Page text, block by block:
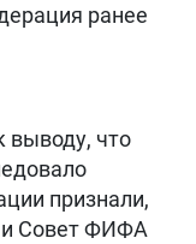
ранее
выводу, что
признали,
и Совет ФИФА